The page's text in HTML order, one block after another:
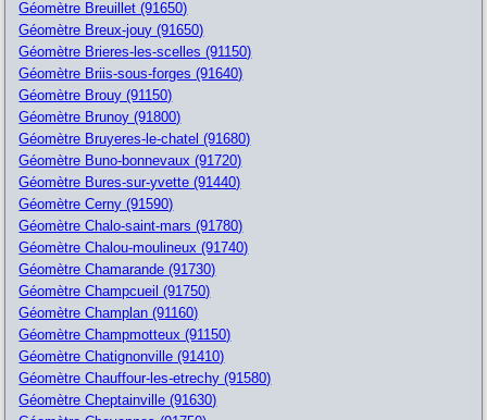
Géomètre Breuillet (91650)
Géomètre Breux-jouy (91650)
Géomètre Brieres-les-scelles (91150)
Géomètre Briis-sous-forges (91640)
Géomètre Brouy (91150)
Géomètre Brunoy (91800)
Géomètre Bruyeres-le-chatel (91680)
Géomètre Buno-bonnevaux (91720)
Géomètre Bures-sur-yvette (91440)
Géomètre Cerny (91590)
Géomètre Chalo-saint-mars (91780)
Géomètre Chalou-moulineux (91740)
Géomètre Chamarande (91730)
Géomètre Champcueil (91750)
Géomètre Champlan (91160)
Géomètre Champmotteux (91150)
Géomètre Chatignonville (91410)
Géomètre Chauffour-les-etrechy (91580)
Géomètre Cheptainville (91630)